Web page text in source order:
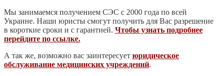
Мы занимаемся получением СЭС с 2000 года по всей
Украине. Наши юристы смогут получить для Вас разрешение
в короткие сроки и с гарантией. Чтобы узнать подробнее
перейдите по ссылке.
А так же, возможно вас заинтересует юридическое
обслуживание медицинских учреждений.